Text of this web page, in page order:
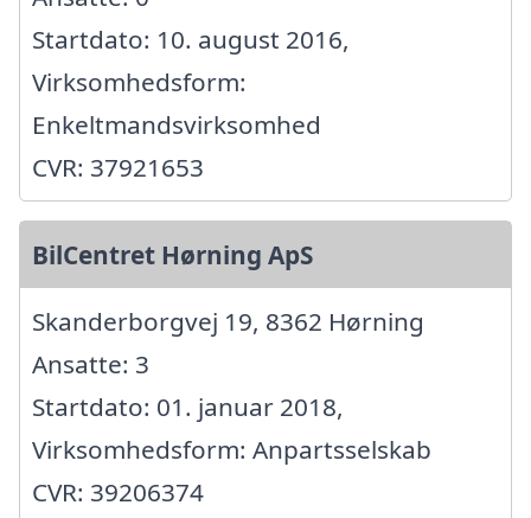
Startdato: 10. august 2016,
Virksomhedsform:
Enkeltmandsvirksomhed
CVR: 37921653
BilCentret Hørning ApS
Skanderborgvej 19, 8362 Hørning
Ansatte: 3
Startdato: 01. januar 2018,
Virksomhedsform: Anpartsselskab
CVR: 39206374